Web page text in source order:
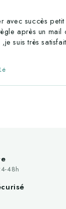
avec succès
après un mail
suis très
48h